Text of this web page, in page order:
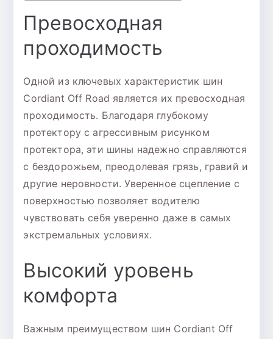
Превосходная
проходимость
Одной из ключевых характеристик шин
Cordiant Off Road является их превосходная
проходимость. Благодаря глубокому
протектору с агрессивным рисунком
протектора, эти шины надежно справляются
с бездорожьем, преодолевая грязь, гравий и
другие неровности. Уверенное сцепление с
поверхностью позволяет водителю
чувствовать себя уверенно даже в самых
экстремальных условиях.
Высокий уровень
комфорта
Важным преимуществом шин Cordiant Off